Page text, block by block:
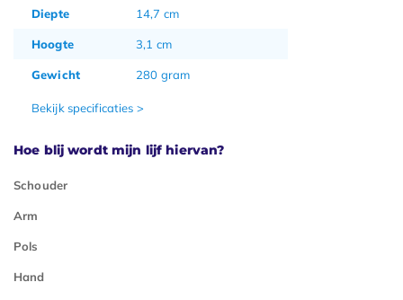
Diepte 14,7 cm
Hoogte 3,1 cm
Gewicht 280 gram
Bekijk specificaties >
Hoe blij wordt mijn lijf hiervan?
Schouder
Arm
Pols
Hand